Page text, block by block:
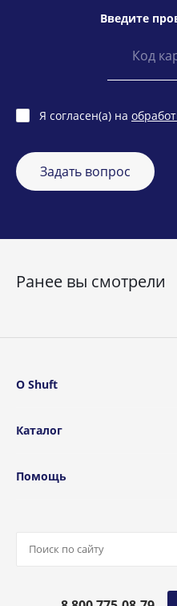
Введите
Задать вопрос
Я согласен(а) на
Ранее вы смотрели
О Shuft
Каталог
Помощь